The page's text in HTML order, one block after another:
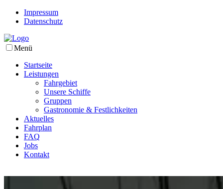
Impressum
Datenschutz
Menü
Startseite
Leistungen
Fahrgebiet
Unsere Schiffe
Gruppen
Gastronomie & Festlichkeiten
Aktuelles
Fahrplan
FAQ
Jobs
Kontakt